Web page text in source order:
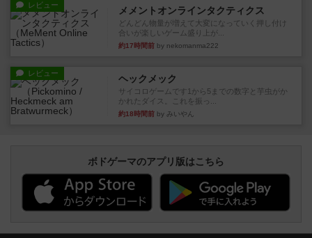
レビュー メメントオンラインタクティクス
どんどん物量が増えて大変になっていく押し付け
合いが楽しいゲーム盛り上が...
約17時間前 by nekomanma222
レビュー ヘックメック
サイコロゲームです1から5までの数字と芋虫がか
かれたダイス。これを振っ...
約18時間前 by みいやん
ボドゲーマのアプリ版はこちら